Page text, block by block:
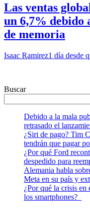
Las ventas
un 6,7% debido
de memoria
Isaac Ramirez1 día desde
Buscar
Debido a la mala
retrasado el
¿Siri de pago? Tim
tendrán que pagar
¿Por qué Ford
despedido para
Alemania habla
Meta en su país y
¿Por qué la crisis en
los smartphones?